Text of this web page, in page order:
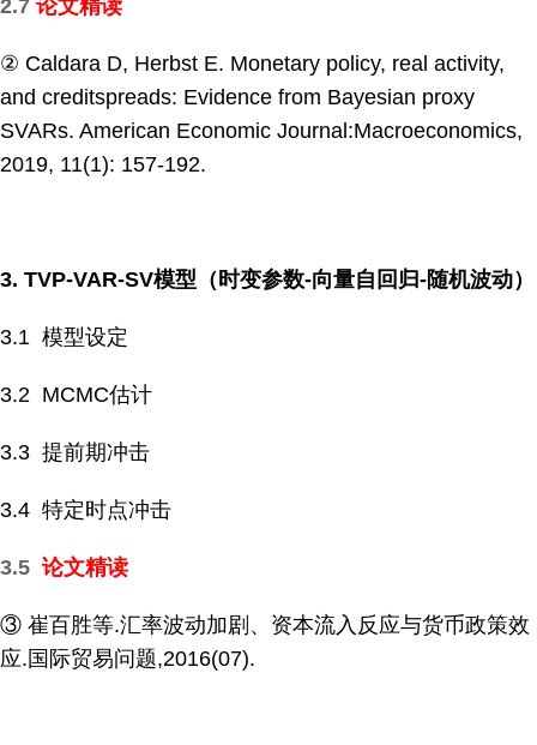
2.7 论文精读
② Caldara D, Herbst E. Monetary policy, real activity,
and creditspreads: Evidence from Bayesian proxy
SVARs. American Economic Journal:Macroeconomics,
2019, 11(1): 157-192.
3. TVP-VAR-SV模型（时变参数-向量自回归-随机波动）
3.1 模型设定
3.2 MCMC估计
3.3 提前期冲击
3.4 特定时点冲击
3.5 论文精读
③ 崔百胜等.汇率波动加剧、资本流入反应与货币政策效
应.国际贸易问题,2016(07).